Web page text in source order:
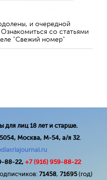
и очередной
со статьями
"Свежий номер"
для лиц 18 лет и старше.
Москва, М-54, а/я 32.
88-22, +7 (916) 959-88-22
71458, 71695(год)